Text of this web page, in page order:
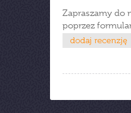
Zapraszamy do
poprzez